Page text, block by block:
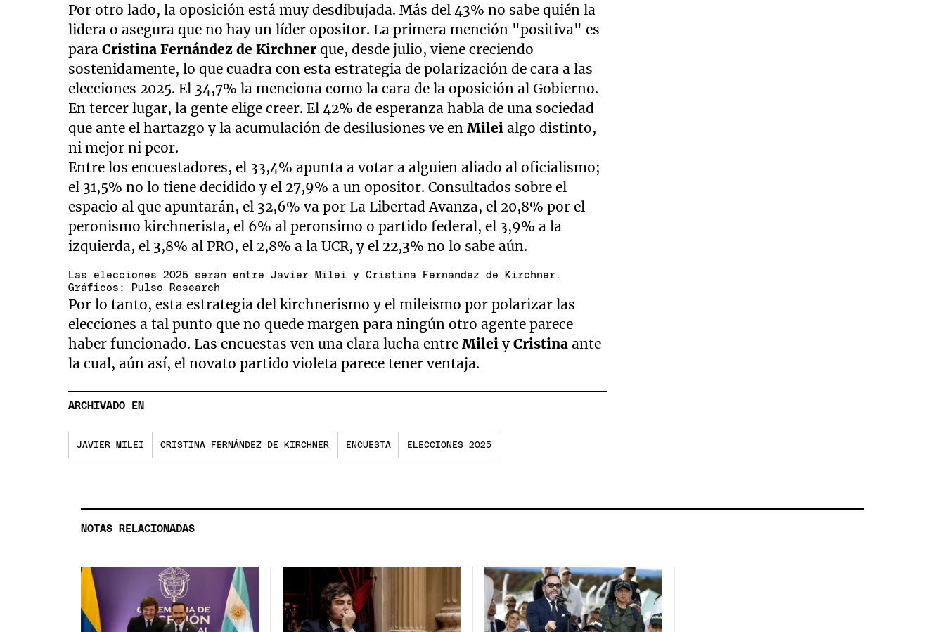
Por otro lado, la oposición está muy desdibujada. Más del 43% no sabe quién la
lidera o asegura que no hay un líder opositor. La primera mención "positiva" es
paraCristina Fernández de Kirchner que, desde julio, viene creciendo
sostenidamente, lo que cuadra con esta estrategia de polarización de cara a las
elecciones 2025. El 34,7% la menciona como la cara de la oposición al Gobierno.
En tercer lugar, la gente elige creer. El 42% de esperanza habla de una sociedad
que ante el hartazgo y la acumulación de desilusiones ve enMileialgo distinto,
ni mejor ni peor.
Entre los encuestadores, el 33,4% apunta a votar a alguien aliado al oficialismo;
el 31,5% no lo tiene decidido y el 27,9% a un opositor. Consultados sobre el
espacio al que apuntarán, el 32,6% va por La Libertad Avanza, el 20,8% por el
peronismo kirchnerista, el 6% al peronsimo o partido federal, el 3,9% a la
izquierda, el 3,8% al PRO, el 2,8% a la UCR, y el 22,3% no lo sabe aún.
Las elecciones 2025 serán entre Javier Milei y Cristina Fernández de Kirchner.
Gráficos: Pulso Research
Por lo tanto, esta estrategia del kirchnerismo y el mileismo por polarizar las
elecciones a tal punto que no quede margen para ningún otro agente parece
haber funcionado. Las encuestas ven una clara lucha entreMileiyCristinaante
la cual, aún así, el novato partido violeta parece tener ventaja.
ARCHIVADO EN
JAVIER MILEI CRISTINA FERNÁNDEZ DE KIRCHNER ENCUESTA ELECCIONES 2025
NOTAS RELACIONADAS